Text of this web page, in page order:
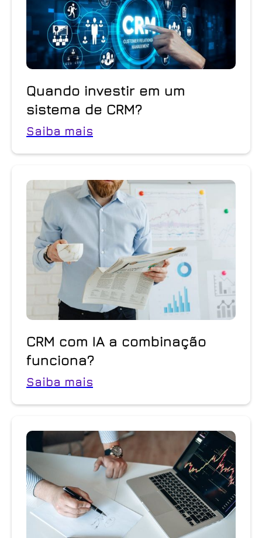
Quando investir em um
sistema de CRM?
Saiba mais
CRM com IA a combinação
funciona?
Saiba mais